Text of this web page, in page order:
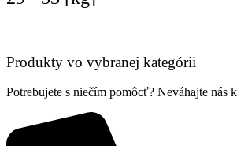
Produkty vo vybranej kategórii
Potrebujete s niečím pomôcť? Neváhajte nás